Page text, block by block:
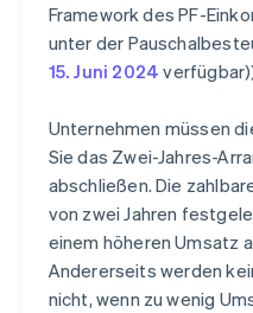
Framework des PF-
unter der
15. Juni 2024
Unternehmen müssen
Sie das Zwei-Jahres-
abschließen. Die
von zwei Jahren
einem höheren Umsatz
Andererseits werden
nicht, wenn zu wenig